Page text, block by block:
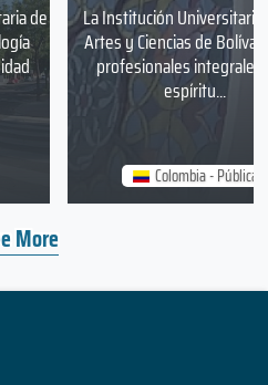
de
Colombia - Pública
La Institución Universitaria
Artes y Ciencias de
profesionales
espíritu...
More